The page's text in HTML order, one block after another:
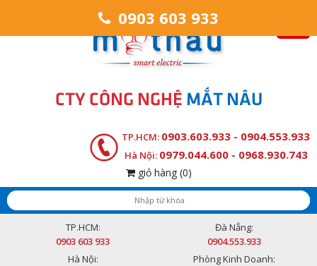
CTY CÔNG NGHỆ MẮT NÂU
TP.HCM: 0903.603.933 - 0904.553.933
Hà Nội: 0979.044.600 - 0968.930.743
giỏ hàng (0)
TP.HCM:
0903 603 933
Đà Nẵng:
0904.553.933
Hà Nội:
Phòng Kinh Doanh:
0903 603 933